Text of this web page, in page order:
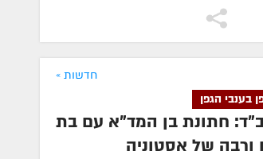
חדשות »
בענבי הגפן
חתונת בן המד"א עם בת
ורבה של אסטוניה